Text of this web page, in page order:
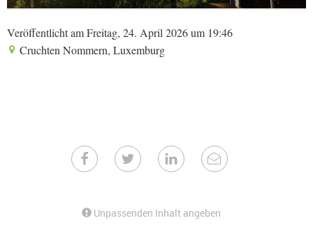
Veröffentlicht am Freitag, 24. April 2026 um 19:46
Cruchten Nommern, Luxemburg
Unpassenden Inhalt angeben